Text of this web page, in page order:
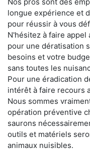
Nos pros sont des
longue expérience et
pour réussir à vous
N'hésitez à faire
pour une dératisation
besoins et votre
sans toutes les
Pour une éradication
intérêt à faire recours
Nous sommes
opération préventive
saurons
outils et matériels
animaux nuisibles.